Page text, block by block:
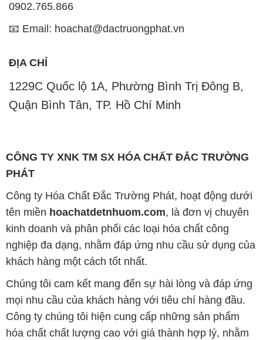
0902.765.866
📧 Email: hoachat@dactruongphat.vn
ĐỊA CHỈ
1229C Quốc lộ 1A, Phường Bình Trị Đông B,
Quận Bình Tân, TP. Hồ Chí Minh
CÔNG TY XNK TM SX HÓA CHẤT ĐẮC TRƯỜNG
PHÁT
Công ty Hóa Chất Đắc Trường Phát, hoạt động dưới
tên miền hoachatdetnhuom.com, là đơn vị chuyên
kinh doanh và phân phối các loại hóa chất công
nghiệp đa dạng, nhằm đáp ứng nhu cầu sử dụng của
khách hàng một cách tốt nhất.
Chúng tôi cam kết mang đến sự hài lòng và đáp ứng
mọi nhu cầu của khách hàng với tiêu chí hàng đầu.
Công ty chúng tôi hiện cung cấp những sản phẩm
hóa chất chất lượng cao với giá thành hợp lý, nhằm